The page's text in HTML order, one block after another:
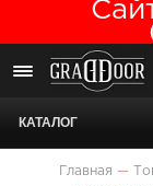
КАТАЛОГ
Главная —